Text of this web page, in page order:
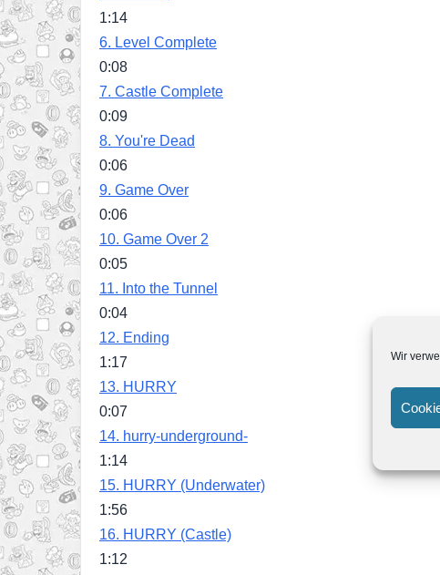
Wir
1:14
6. Level Complete
0:08
7. Castle Complete
0:09
8. You're Dead
0:06
9. Game Over
0:06
10. Game Over 2
0:05
11. Into the Tunnel
0:04
12. Ending
1:17
13. HURRY
0:07
14. hurry-underground-
1:14
15. HURRY (Underwater)
1:56
16. HURRY (Castle)
1:12